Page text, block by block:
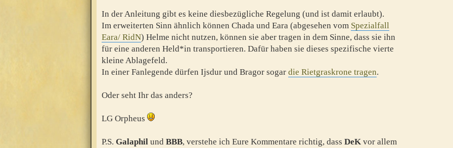
In der Anleitung gibt es keine diesbezügliche Regelung (und ist damit erlaubt).
Im erweiterten Sinn ähnlich können Chada und Eara (abgesehen vom Spezialfall
Eara/ RidN) Helme nicht nutzen, können sie aber tragen in dem Sinne, dass sie ihn
für eine anderen Held*in transportieren. Dafür haben sie dieses spezifische vierte
kleine Ablagefeld.
In einer Fanlegende dürfen Ijsdur und Bragor sogar die Rietgraskrone tragen.
Oder seht Ihr das anders?
LG Orpheus
P.S. Galaphil und BBB, verstehe ich Eure Kommentare richtig, dass DeK vor allem